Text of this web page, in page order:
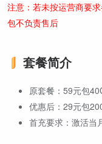
注意：若未按运营商要
包不负责售后
套餐简介
原套餐：59元包
优惠后：29元包
首充要求：激活当